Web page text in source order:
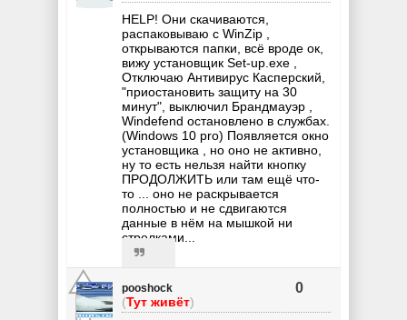
HELP! Они скачиваются,
распаковываю с WinZip ,
открываются папки, всё вроде ок,
вижу установщик Set-up.exe ,
Отключаю Антивирус Касперский,
"приостановить защиту на 30
минут", выключил Брандмауэр ,
Windefend остановлено в службах.
(Windows 10 pro) Появляется окно
установщика , но оно не активно,
ну то есть нельзя найти кнопку
ПРОДОЛЖИТЬ или там ещё что-
то ... оно не раскрывается
полностью и не сдвигаются
данные в нём на мышкой ни
стрелками...
pooshock
(Тут живёт)
0